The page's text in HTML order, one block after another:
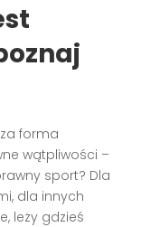
forma
wątpliwości –
sport? Dla
dla innych
leży gdzieś